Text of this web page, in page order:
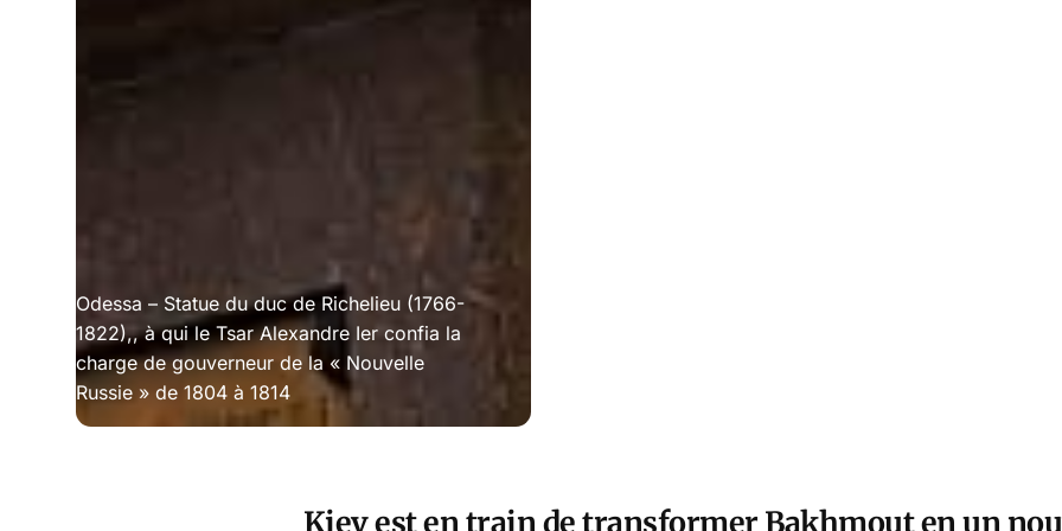
Odessa – Statue du duc de Richelieu (1766-
1822),, à qui le Tsar Alexandre Ier confia la
charge de gouverneur de la « Nouvelle
Russie » de 1804 à 1814
Kiev est en train de transformer Bakhmout en un